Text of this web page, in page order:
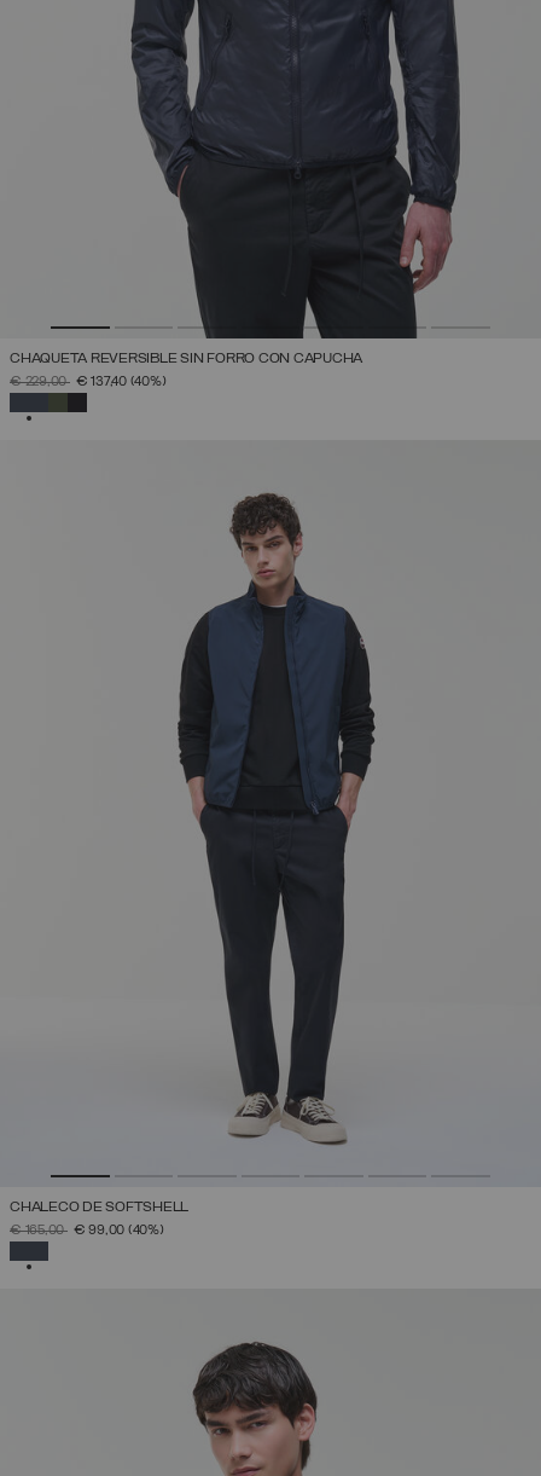
CHAQUETA REVERSIBLE SIN FORRO CON CAPUCHA
PRECIO REBAJADO DE
€ 229,00A€ 137,40 (40%)
CHALECO DE SOFTSHELL
PRECIO REBAJADO DE
€ 165,00A€ 99,00 (40%)